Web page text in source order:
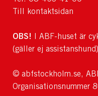
Till kontaktsidan
OBS! I ABF-huset är
(gäller ej
© abfstockholm.se,
Organisationsnummer